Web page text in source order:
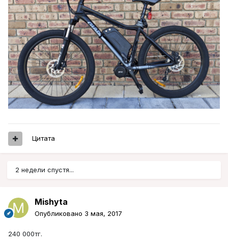
Цитата
2 недели спустя...
Mishyta
Опубликовано 3 мая, 2017
240 000тг.